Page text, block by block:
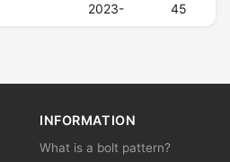
2023- 45
INFORMATION
What is a bolt pattern?